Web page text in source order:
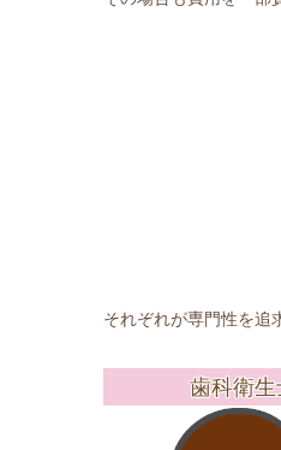
それぞれが専門性を追
歯科衛生